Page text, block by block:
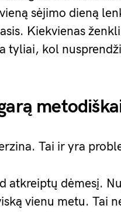
sėjimo dieną
Kiekvienas
tyliai, kol
Tai ir yra
atkreiptų dėmesį.
vienu metu. Tai